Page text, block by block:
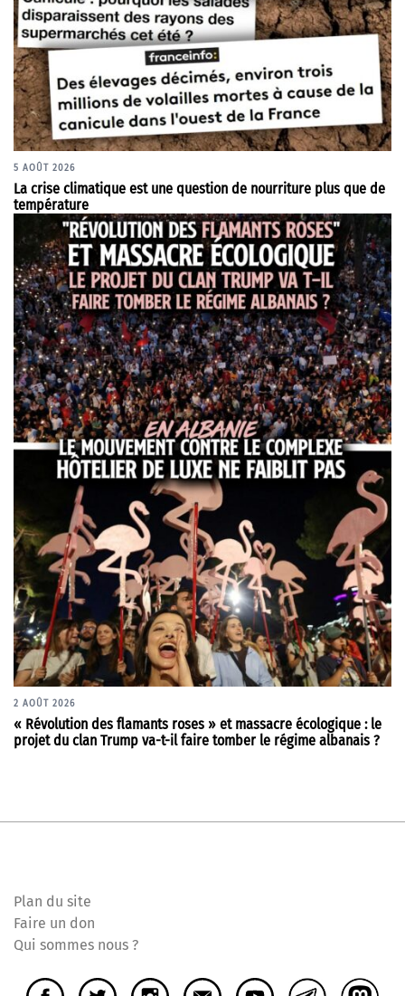
5 AOÛT 2026
La crise climatique est une question de nourriture plus que de
température
2 AOÛT 2026
« Révolution des flamants roses » et massacre écologique : le
projet du clan Trump va-t-il faire tomber le régime albanais ?
Plan du site
Faire un don
Qui sommes nous ?